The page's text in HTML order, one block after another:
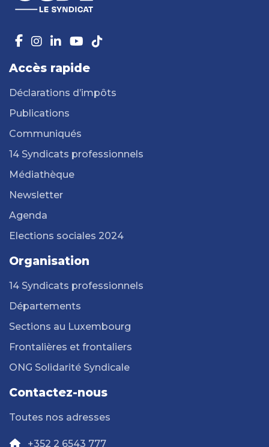
Accès rapide
Déclarations d’impôts
Publications
Communiqués
14 Syndicats professionnels
Médiathèque
Newsletter
Agenda
Elections sociales 2024
Organisation
14 Syndicats professionnels
Départements
Sections au Luxembourg
Frontalières et frontaliers
ONG Solidarité Syndicale
Contactez-nous
Toutes nos adresses
+352 2 6543 777